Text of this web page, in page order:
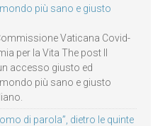
più sano e giusto
Vaticana Covid-
per la Vita The post Il
accesso giusto ed
più sano e giusto
di parola”, dietro le quinte